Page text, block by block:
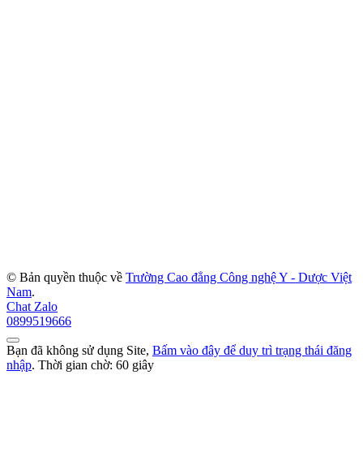
© Bản quyền thuộc về Trường Cao đẳng Công nghệ Y - Dược Việt
Nam.
Chat Zalo
0899519666
Bạn đã không sử dụng Site, Bấm vào đây để duy trì trạng thái đăng
nhập. Thời gian chờ: 60 giây